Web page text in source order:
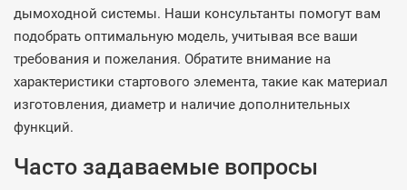
дымоходной системы. Наши консультанты помогут вам
подобрать оптимальную модель, учитывая все ваши
требования и пожелания. Обратите внимание на
характеристики стартового элемента, такие как материал
изготовления, диаметр и наличие дополнительных
функций.
Часто задаваемые вопросы